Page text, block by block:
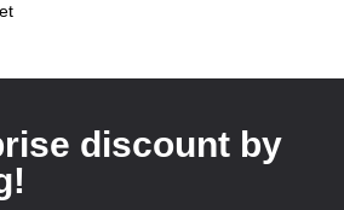
discount by